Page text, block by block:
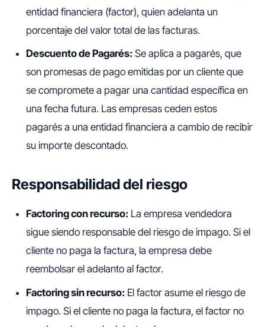
entidad financiera (factor), quien adelanta un
porcentaje del valor total de las facturas.
Descuento de Pagarés: Se aplica a pagarés, que
son promesas de pago emitidas por un cliente que
se compromete a pagar una cantidad específica en
una fecha futura. Las empresas ceden estos
pagarés a una entidad financiera a cambio de recibir
su importe descontado.
Responsabilidad del riesgo
Factoring con recurso: La empresa vendedora
sigue siendo responsable del riesgo de impago. Si el
cliente no paga la factura, la empresa debe
reembolsar el adelanto al factor.
Factoring sin recurso: El factor asume el riesgo de
impago. Si el cliente no paga la factura, el factor no